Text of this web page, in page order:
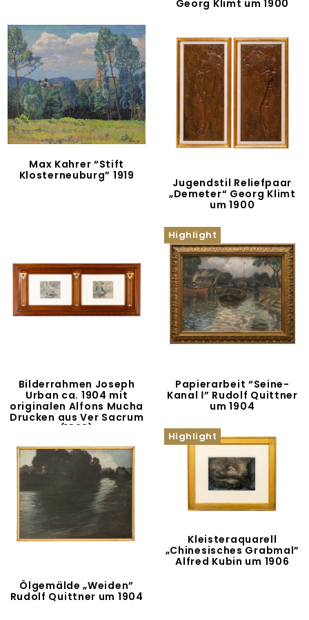
Georg Klimt um 1900
Max Kahrer “Stift
Klosterneuburg” 1919
Jugendstil Reliefpaar
„Demeter“ Georg Klimt
um 1900
Bilderrahmen Joseph
Urban ca. 1904 mit
originalen Alfons Mucha
Drucken aus Ver Sacrum
(1898)
Highlight
Papierarbeit “Seine-
Kanal Ⅰ” Rudolf Quittner
um 1904
Ölgemälde „Weiden”
Rudolf Quittner um 1904
Highlight
Kleisteraquarell
„Chinesisches Grabmal”
Alfred Kubin um 1906